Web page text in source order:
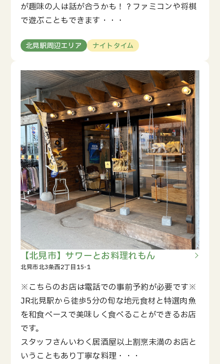
が趣味の人は話が合うかも！？ファミコンや将棋
で遊ぶこともできます・・・
北見駅周辺エリア ナイトタイム
【北見市】サワーとお料理れもん
※こちらのお店は電話での事前予約が必要です※
JR北見駅から徒歩5分の旬な地元食材と特選肉魚
を和食ベースで美味しく食べることができるお店
です。
スタッフさんいわく居酒屋以上割烹未満のお店と
いうこともあり丁寧な料理・・・